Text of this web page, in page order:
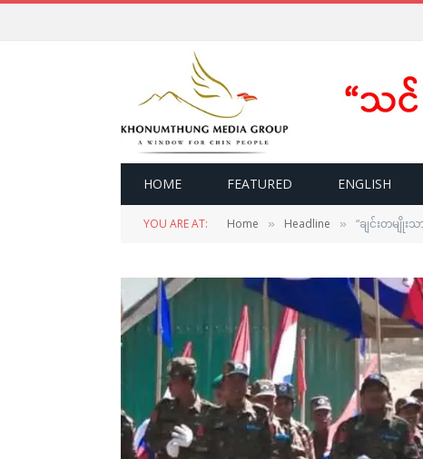
HOME FEATURED ENGLISH
YOU ARE AT: Home » Headline » “ချင်းတမျို